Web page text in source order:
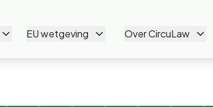
EU wetgeving Over CircuLaw